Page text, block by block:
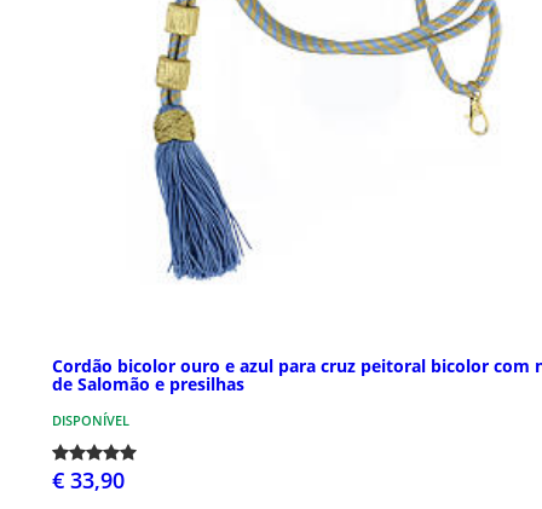
Cordão bicolor ouro e azul para cruz peitoral bicolor com
de Salomão e presilhas
DISPONÍVEL
€ 33,90